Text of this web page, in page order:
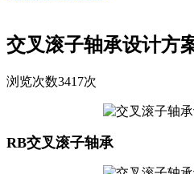
交叉滚子轴承设计方
浏览次数3417次
RB交叉滚子轴承